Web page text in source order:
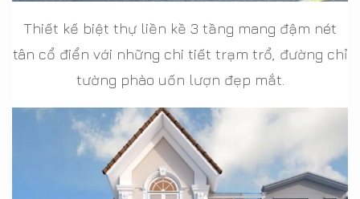
Thiết kế biệt thự liền kề 3 tầng mang đậm nét
tân cổ điển với những chi tiết trạm trổ, đường chỉ
tường phào uốn lượn đẹp mắt.